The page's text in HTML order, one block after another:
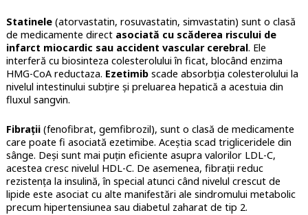
Statinele(atorvastatin, rosuvastatin, simvastatin) sunt o clasă
de medicamente direct asociată cu scăderea riscului de
infarct miocardic sau accident vascular cerebral. Ele
interferă cu biosinteza colesterolului în ficat, blocând enzima
HMG-CoA reductaza. Ezetimib scade absorbția colesterolului la
nivelul intestinului subțire și preluarea hepatică a acestuia din
fluxul sangvin.
Fibrații(fenofibrat, gemfibrozil), sunt o clasă de medicamente
care poate fi asociată ezetimibe. Aceștia scad trigliceridele din
sânge. Deși sunt mai puțin eficiente asupra valorilor LDL-C,
acestea cresc nivelul HDL-C. De asemenea, fibrații reduc
rezistența la insulină, în special atunci când nivelul crescut de
lipide este asociat cu alte manifestări ale sindromului metabolic
precum hipertensiunea sau diabetul zaharat de tip 2.